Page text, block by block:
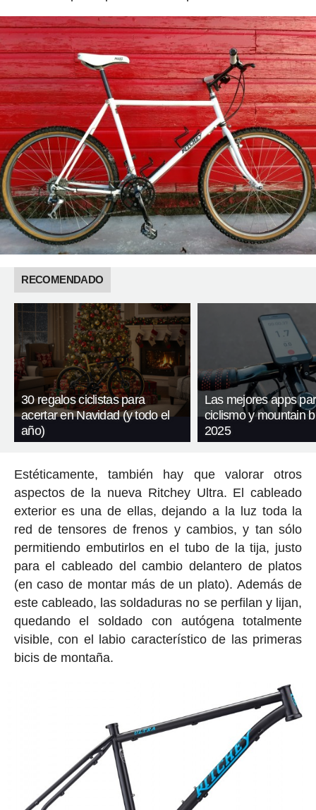
RECOMENDADO
30 regalos ciclistas para
acertar en Navidad (y todo el
año)
Las mejores apps
ciclismo y mountain
2025
Estéticamente, también hay que valorar otros
aspectos de la nueva Ritchey Ultra. El cableado
exterior es una de ellas, dejando a la luz toda la
red de tensores de frenos y cambios, y tan sólo
permitiendo embutirlos en el tubo de la tija, justo
para el cableado del cambio delantero de platos
(en caso de montar más de un plato). Además de
este cableado, las soldaduras no se perfilan y lijan,
quedando el soldado con autógena totalmente
visible, con el labio característico de las primeras
bicis de montaña.